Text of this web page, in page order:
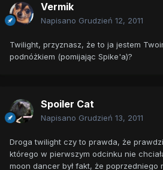
Vermik
Napisano Grudzień 12, 2011
Twilight, przyznasz, że to ja jestem
podnóżkiem (pomijając Spike'a)?
Spoiler Cat
Napisano Grudzień 13, 2011
Droga twilight czy to prawda, że
którego w pierwszym odcinku nie
moon dancer był fakt, że poprzedniego